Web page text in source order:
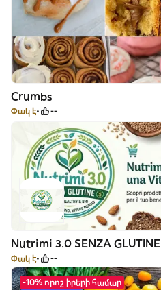
Crumbs
Փակ է --
Nutrimi 3.0 SENZA GLUTINE
Փակ է --
-10% որոշ իրերի համար